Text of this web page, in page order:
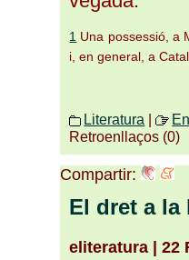
1 Una possessió, a
i, en general, a
Literatura |
Retroenllaços (0)
Compartir:
El dret a la
eliteratura | 22